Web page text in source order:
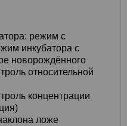
режим с
инкубатора с
новорождённого
относительной
концентрации
ложе